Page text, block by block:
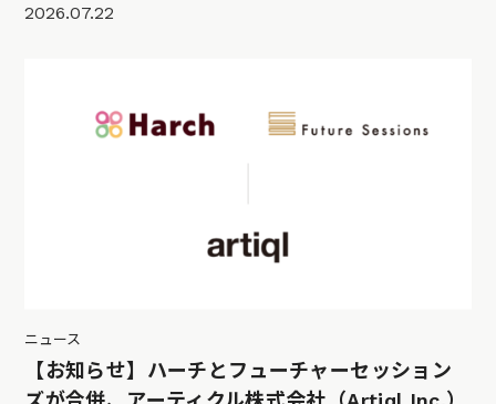
2026.07.22
ニュース
【お知らせ】ハーチとフューチャーセッション